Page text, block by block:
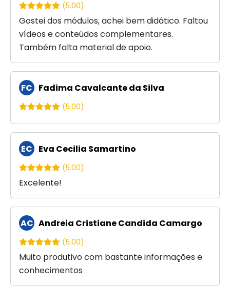
(5.00)
Gostei dos módulos, achei bem didático. Faltou
vídeos e conteúdos complementares.
Também falta material de apoio.
FC Fadima Cavalcante da Silva
(5.00)
EC Eva Cecilia Samartino
(5.00)
Excelente!
AC Andreia Cristiane Candida Camargo
(5.00)
Muito produtivo com bastante informações e
conhecimentos